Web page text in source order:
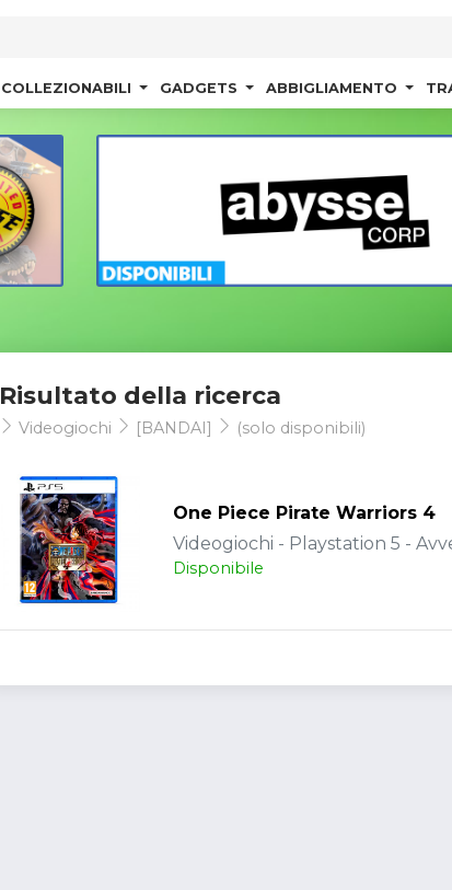
COLLEZIONABILI GADGETS ABBIGLIAMENTO
Risultato della ricerca
Videogiochi [BANDAI] (solo disponibili)
One Piece Pirate Warriors 4
Videogiochi - Playstation 5 -
Disponibile